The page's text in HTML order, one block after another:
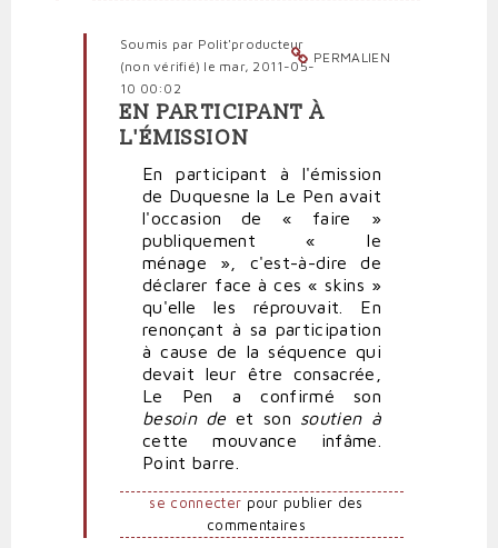
PERMALIEN
Soumis par Polit'producteur
(non vérifié) le mar, 2011-05-
10 00:02
En
réponse
Complément
d'enquête
politpro
EN PARTICIPANT À
L'ÉMISSION
En participant à l'émission
de Duquesne la Le Pen avait
l'occasion de « faire »
publiquement « le
ménage », c'est-à-dire de
déclarer face à ces « skins »
qu'elle les réprouvait. En
renonçant à sa participation
à cause de la séquence qui
devait leur être consacrée,
Le Pen a confirmé son
besoin deet son
soutien à
cette mouvance infâme.
Point barre.
se connecter pour publier des
commentaires